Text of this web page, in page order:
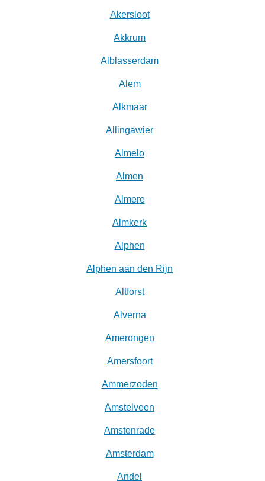
Akersloot
Akkrum
Alblasserdam
Alem
Alkmaar
Allingawier
Almelo
Almen
Almere
Almkerk
Alphen
Alphen aan den Rijn
Altforst
Alverna
Amerongen
Amersfoort
Ammerzoden
Amstelveen
Amstenrade
Amsterdam
Andel